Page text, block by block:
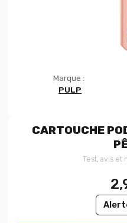
Marque :
PULP
CARTOUCHE
Test, avis et